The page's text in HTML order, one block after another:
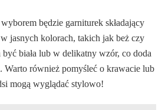
będzie garniturek składający
jasnych kolorach, takich jak beż czy
biała lub w delikatny wzór, co doda
Warto również pomyśleć o krawacie lub
mogą wyglądać stylowo!